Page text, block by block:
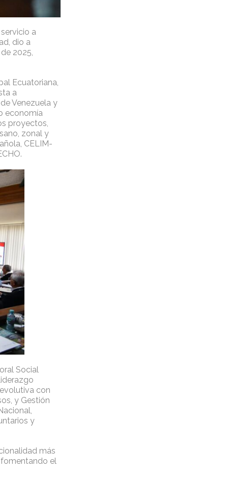
a
dio a
2025,
Ecuatoriana,
a
Venezuela y
economía
proyectos,
zonal y
CELIM-
Social
con
y Gestión
y
más
fomentando el